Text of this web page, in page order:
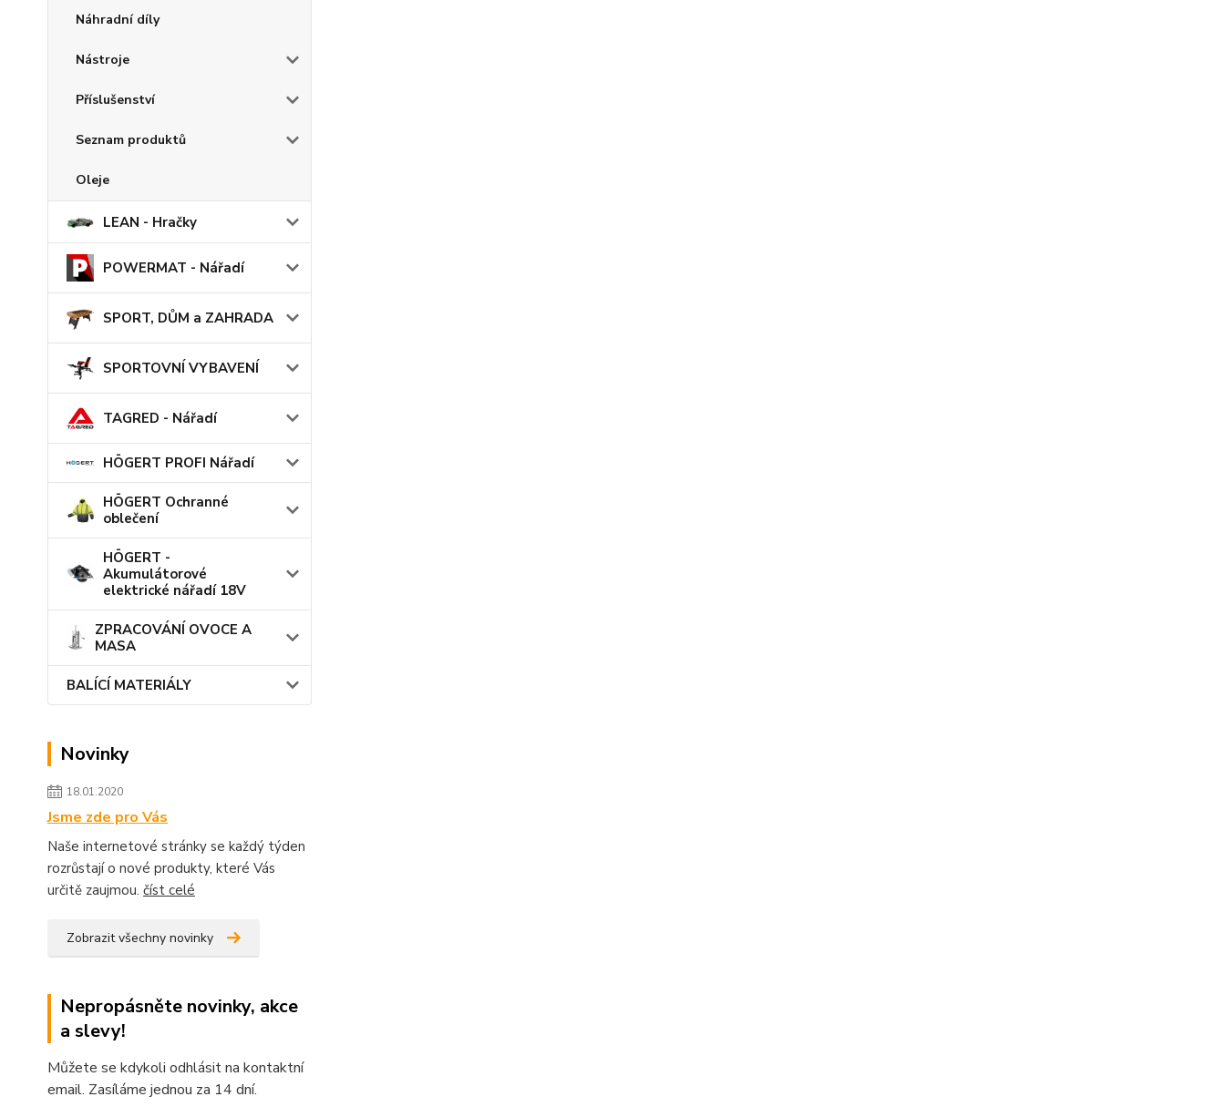
Náhradní díly
Nástroje
Příslušenství
Seznam produktů
Oleje
LEAN - Hračky
POWERMAT - Nářadí
SPORT, DŮM a ZAHRADA
SPORTOVNÍ VYBAVENÍ
TAGRED - Nářadí
HÖGERT PROFI Nářadí
HÖGERT Ochranné
oblečení
HÖGERT -
Akumulátorové
elektrické nářadí 18V
ZPRACOVÁNÍ OVOCE A
MASA
BALÍCÍ MATERIÁLY
Novinky
18.01.2020
Jsme zde pro Vás
Naše internetové stránky se každý týden
rozrůstají o nové produkty, které Vás
určitě zaujmou. číst celé
Zobrazit všechny novinky
Nepropásněte novinky, akce
a slevy!
Můžete se kdykoli odhlásit na kontaktní
email. Zasíláme jednou za 14 dní.